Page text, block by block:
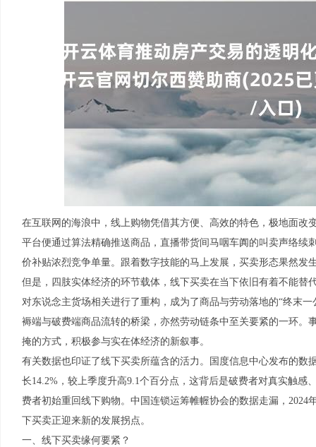
在互联网的海浪中，线上购物凭借其方便、高效的特色，极地面改
平台便通过算法精确推送商品，直播带货间马咽车阗的叫卖声络续
价补贴浓烈竞争单量。跟着数字技能的马上发展，买卖形态果然发
但是，四肢实体经济的环节载体，线下买卖在当下依旧有着不能替
对东说念主货场相关进行了重构，成为了商品与劳动落地的“终末
褥端与破费端商品流转的桥梁，亦然劳动链条中至关要紧的一环。
掩的方式，积极参与实在体经济的新叙事。
有关数据也印证了线下买卖所蕴含的活力。国度信息中心发布的数
长14.2%，较上季度升高9.1个百分点，这背后是破费者对真实触感
费者初始重回线下购物。中国连锁运筹帷幄协会的数据走漏，2024
下买卖正迎来新的发展拐点。
一、线下买卖缘何要紧？